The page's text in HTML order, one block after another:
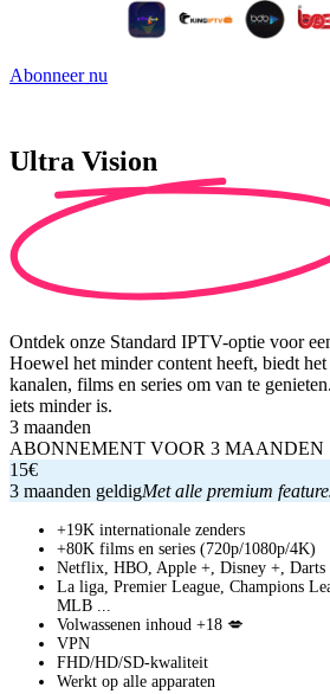
Abonneer nu
Ultra Vision
Ontdek onze Standard IPTV-optie voor
Hoewel het minder content heeft, biedt het
kanalen, films en series om van te
iets minder is.
3 maanden
ABONNEMENT VOOR 3 MAANDEN
15€
3 maanden geldigMet alle premium
+19K internationale zenders
+80K films en series (720p/1080p/4K)
Netflix, HBO, Apple +, Disney +, Darts
La liga, Premier League, Champions
MLB ...
Volwassenen inhoud +18 💋
VPN
FHD/HD/SD-kwaliteit
Werkt op alle apparaten